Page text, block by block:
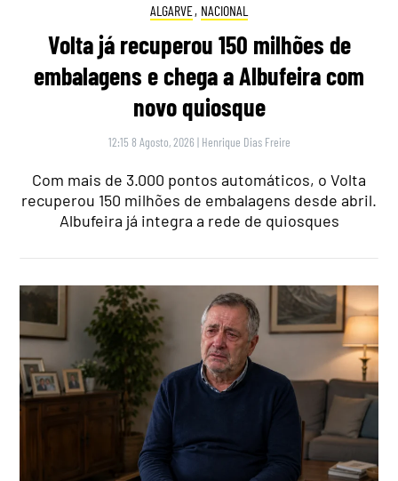
ALGARVE, NACIONAL
Volta já recuperou 150 milhões de
embalagens e chega a Albufeira com
novo quiosque
12:15 8 Agosto, 2026 | Henrique Dias Freire
Com mais de 3.000 pontos automáticos, o Volta
recuperou 150 milhões de embalagens desde abril.
Albufeira já integra a rede de quiosques